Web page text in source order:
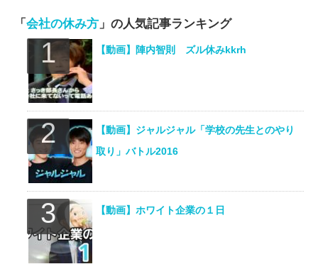
「 会社の休み方 」の人気記事ランキング
【動画】陣内智則 ズル休みkkrh
【動画】ジャルジャル「学校の先生とのやり
取り」バトル2016
【動画】ホワイト企業の１日